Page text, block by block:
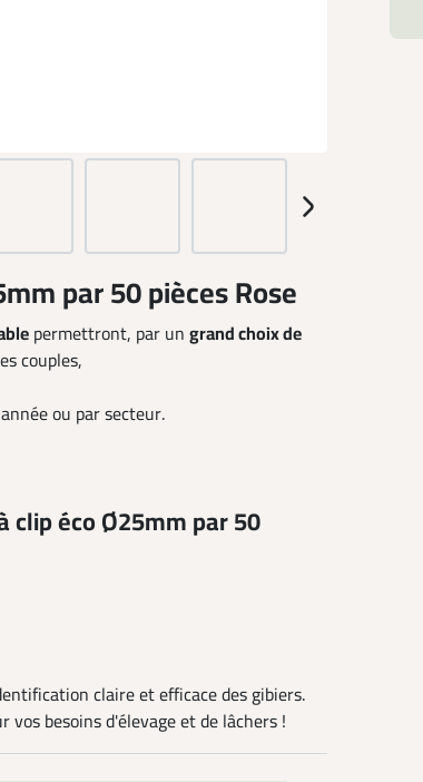
par 50 pièces Rose
permettront, par un grand choix de
couples,
ou par secteur.
clip éco Ø25mm par 50
claire et efficace des gibiers.
besoins d'élevage et de lâchers !